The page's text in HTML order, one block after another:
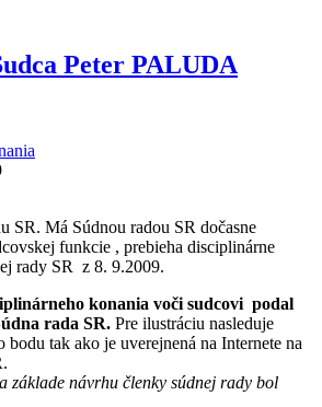
Peter PALUDA
SR. Má Súdnou radou SR dočasne
funkcie , prebieha disciplinárne
rady SR z 8. 9.2009.
konania voči sudcovi podal
rada SR. Pre ilustráciu nasleduje
bodu tak ako je uverejnená na Internete na
základe návrhu členky súdnej rady bol